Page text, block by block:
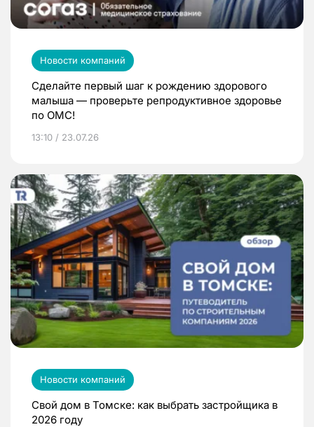
Новости компаний
Сделайте первый шаг к рождению здорового
малыша — проверьте репродуктивное здоровье
по ОМС!
13:10 / 23.07.26
Новости компаний
Свой дом в Томске: как выбрать застройщика в
2026 году